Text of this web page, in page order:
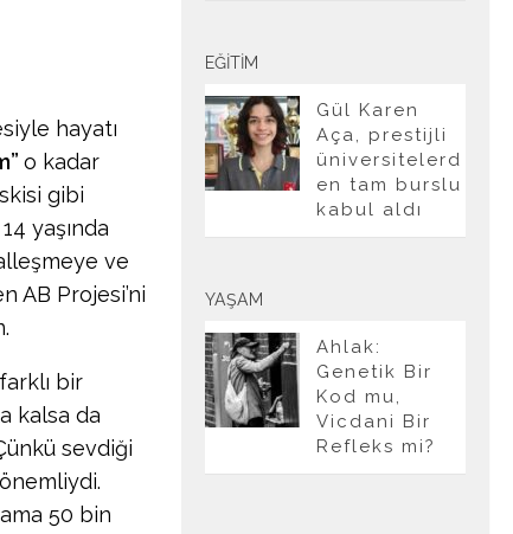
hayatı
o kadar
gibi
yaşında
ve
AB Projesi’ni
bir
kalsa da
sevdiği
50 bin
EĞITIM
Gül Karen
Aça, prestijli
üniversitelerd
en tam burslu
kabul aldı
YAŞAM
Ahlak:
Genetik Bir
Kod mu,
Vicdani Bir
Refleks mi?